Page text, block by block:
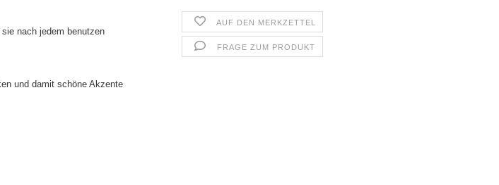
AUF DEN MERKZETTEL
FRAGE ZUM PRODUKT
nach jedem benutzen
und damit schöne Akzente